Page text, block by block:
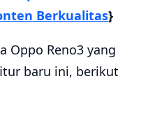
Berkualitas}
Oppo Reno3 yang
baru ini, berikut